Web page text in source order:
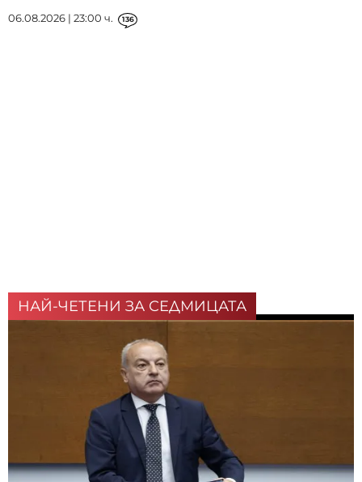
06.08.2026 | 23:00 ч. 136
НАЙ-ЧЕТЕНИ ЗА СЕДМИЦАТА